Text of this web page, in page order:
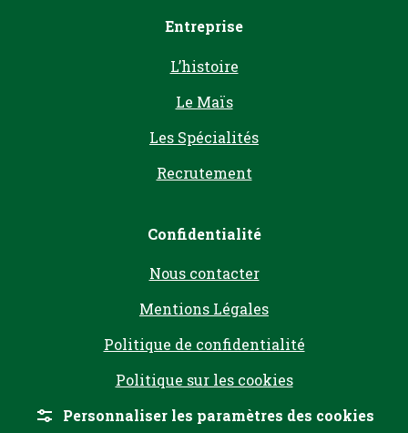
Entreprise
L’histoire
Le Maïs
Les Spécialités
Recrutement
Confidentialité
Nous contacter
Mentions Légales
Politique de confidentialité
Politique sur les cookies
Personnaliser les paramètres des cookies